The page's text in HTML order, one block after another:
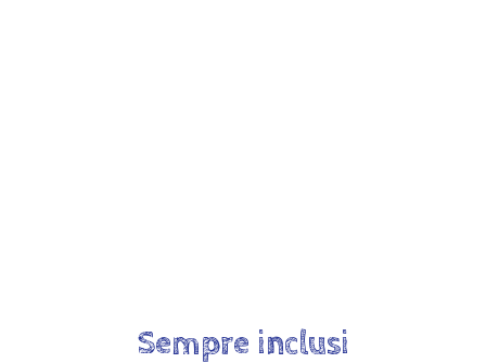
Sempre inclusi